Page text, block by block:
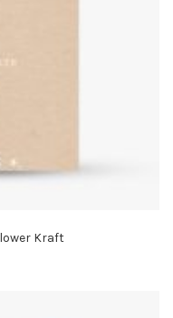
Kraft